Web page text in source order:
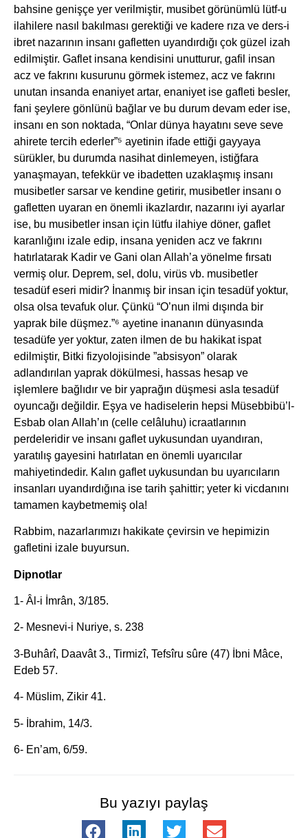
bahsine genişçe yer verilmiştir, musibet görünümlü lütf-u
ilahilere nasıl bakılması gerektiği ve kadere rıza ve ders-i
ibret nazarının insanı gafletten uyandırdığı çok güzel izah
edilmiştir. Gaflet insana kendisini unutturur, gafil insan
acz ve fakrını kusurunu görmek istemez, acz ve fakrını
unutan insanda enaniyet artar, enaniyet ise gafleti besler,
fani şeylere gönlünü bağlar ve bu durum devam eder ise,
insanı en son noktada, “Onlar dünya hayatını seve seve
ahirete tercih ederler”⁵ ayetinin ifade ettiği gayyaya
sürükler, bu durumda nasihat dinlemeyen, istiğfara
yanaşmayan, tefekkür ve ibadetten uzaklaşmış insanı
musibetler sarsar ve kendine getirir, musibetler insanı o
gafletten uyaran en önemli ikazlardır, nazarını iyi ayarlar
ise, bu musibetler insan için lütfu ilahiye döner, gaflet
karanlığını izale edip, insana yeniden acz ve fakrını
hatırlatarak Kadir ve Gani olan Allah’a yönelme fırsatı
vermiş olur. Deprem, sel, dolu, virüs vb. musibetler
tesadüf eseri midir? İnanmış bir insan için tesadüf yoktur,
olsa olsa tevafuk olur. Çünkü “O’nun ilmi dışında bir
yaprak bile düşmez.”⁶ ayetine inananın dünyasında
tesadüfe yer yoktur, zaten ilmen de bu hakikat ispat
edilmiştir, Bitki fizyolojisinde ”absisyon” olarak
adlandırılan yaprak dökülmesi, hassas hesap ve
işlemlere bağlıdır ve bir yaprağın düşmesi asla tesadüf
oyuncağı değildir. Eşya ve hadiselerin hepsi Müsebbibü’l-
Esbab olan Allah’ın (celle celâluhu) icraatlarının
perdeleridir ve insanı gaflet uykusundan uyandıran,
yaratılış gayesini hatırlatan en önemli uyarıcılar
mahiyetindedir. Kalın gaflet uykusundan bu uyarıcıların
insanları uyandırdığına ise tarih şahittir; yeter ki vicdanını
tamamen kaybetmemiş ola!
Rabbim, nazarlarımızı hakikate çevirsin ve hepimizin
gafletini izale buyursun.
Dipnotlar
1- Âl-i İmrân, 3/185.
2- Mesnevi-i Nuriye, s. 238
3-Buhârî, Daavât 3., Tirmizî, Tefsîru sûre (47) İbni Mâce,
Edeb 57.
4- Müslim, Zikir 41.
5- İbrahim, 14/3.
6- En’am, 6/59.
Bu yazıyı paylaş